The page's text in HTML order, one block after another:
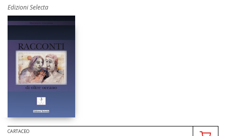
Edizioni Selecta
CARTACEO